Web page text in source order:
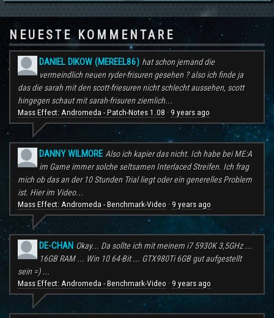
NEUESTE KOMMENTARE
DANIEL DIKOW (MEREEL86) hat schon jemand die
vermeindlich neuen ryder-frisuren gesehen ? also ich finde ja
das die sarah mit den scott-friesuren nicht schlecht aussehen, scott
hingegen schaut mit sarah-frisuren ziemlich...
Mass Effect: Andromeda - Patch-Notes 1.08 · 9 years ago
DANNY WILMORE Also ich kapier das nicht. Ich habe bei ME:A
im Game immer solche seltsamen Interlaced Streifen. Ich frag
mich ob das an der 10 Stunden Trial liegt oder ein generelles Problem
ist. Hier im Video...
Mass Effect: Andromeda - Benchmark-Video · 9 years ago
DE-CHAN Okay... Da sollte ich mit meinem i7 5930K 3,5GHz ...
16GB RAM ... Win 10 64-Bit ... GTX980Ti 6GB gut aufgestellt
sein =) ...
Mass Effect: Andromeda - Benchmark-Video · 9 years ago